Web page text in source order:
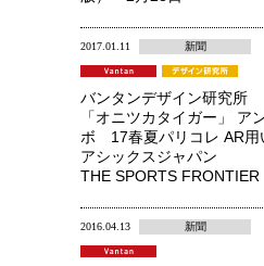
2017.01.11 新聞
バンタンデザイン研究所
「オニツカタイガー」 ア
ボ 17春夏パリコレ AR
アシックスジャパン
THE SPORTS
2016.04.13 新聞